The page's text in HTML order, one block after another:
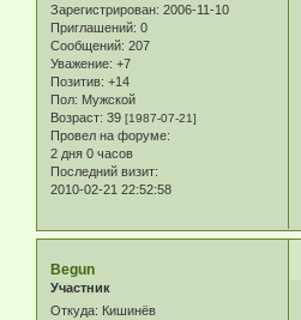
Зарегистрирован: 2006-11-10
Приглашений: 0
Сообщений: 207
Уважение: +7
Позитив: +14
Пол: Мужской
Возраст: 39 [1987-07-21]
Провел на форуме:
2 дня 0 часов
Последний визит:
2010-02-21 22:52:58
Begun
Участник
Откуда: Кишинёв